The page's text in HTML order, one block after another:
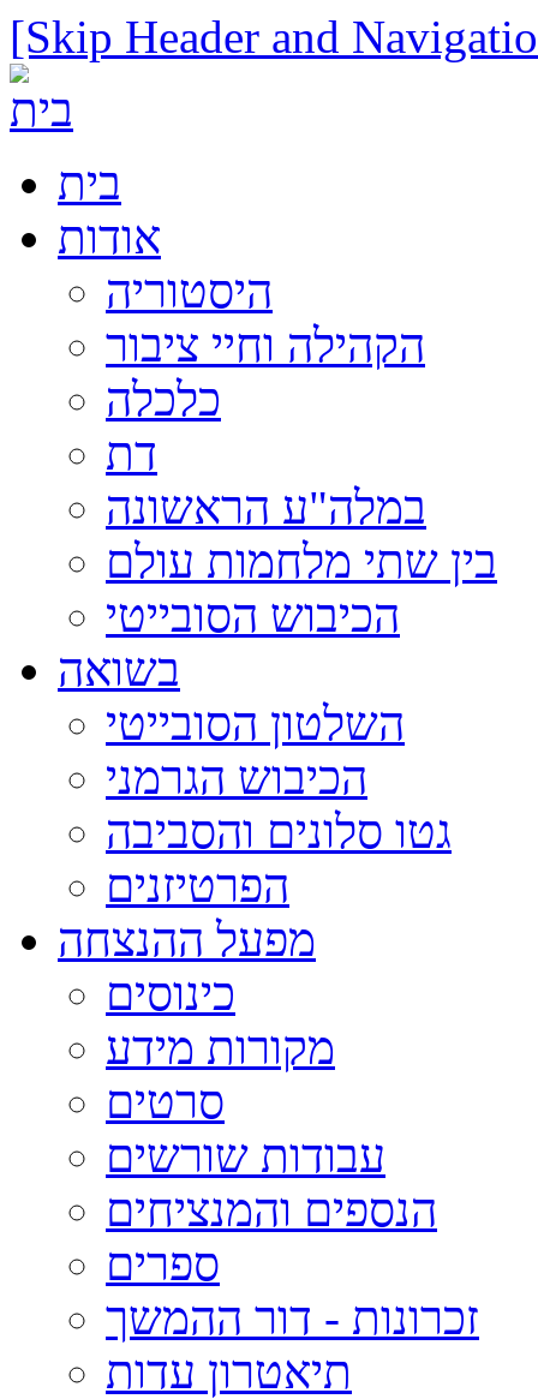
[Skip Header and
בית
אודות
היסטוריה
הקהילה וחיי ציבור
כלכלה
דת
במלה"ע הראשונה
בין שתי מלחמות עולם
הכיבוש הסובייטי
בשואה
השלטון הסובייטי
הכיבוש הגרמני
גטו סלונים והסביבה
הפרטיזנים
מפעל ההנצחה
כינוסים
מקורות מידע
סרטים
עבודות שורשים
הנספים והמנציחים
ספרים
זכרונות - דור ההמשך
תיאטרון עדות